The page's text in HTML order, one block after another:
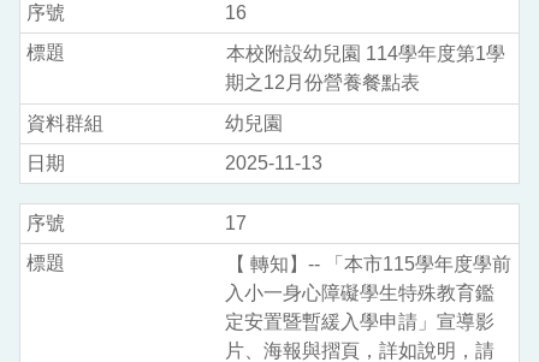
16
本校附設幼兒園 114學年度第1學
期之12月份營養餐點表
幼兒園
2025-11-13
17
【 轉知】-- 「本市115學年度學前
入小一身心障礙學生特殊教育鑑
定安置暨暫緩入學申請」宣導影
片、海報與摺頁，詳如說明，請